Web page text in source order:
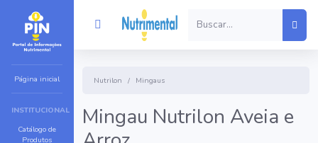
Página inicial
INSTITUCIONAL
Catálogo de
Produtos
Nutrilon Mingaus
Mingau Nutrilon Aveia e